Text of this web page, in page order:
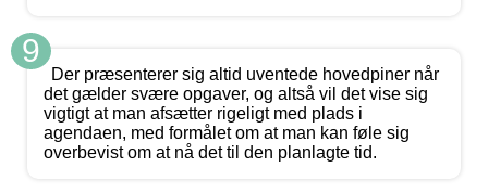
9
Der præsenterer sig altid uventede hovedpiner når
det gælder svære opgaver, og altså vil det vise sig
vigtigt at man afsætter rigeligt med plads i
agendaen, med formålet om at man kan føle sig
overbevist om at nå det til den planlagte tid.